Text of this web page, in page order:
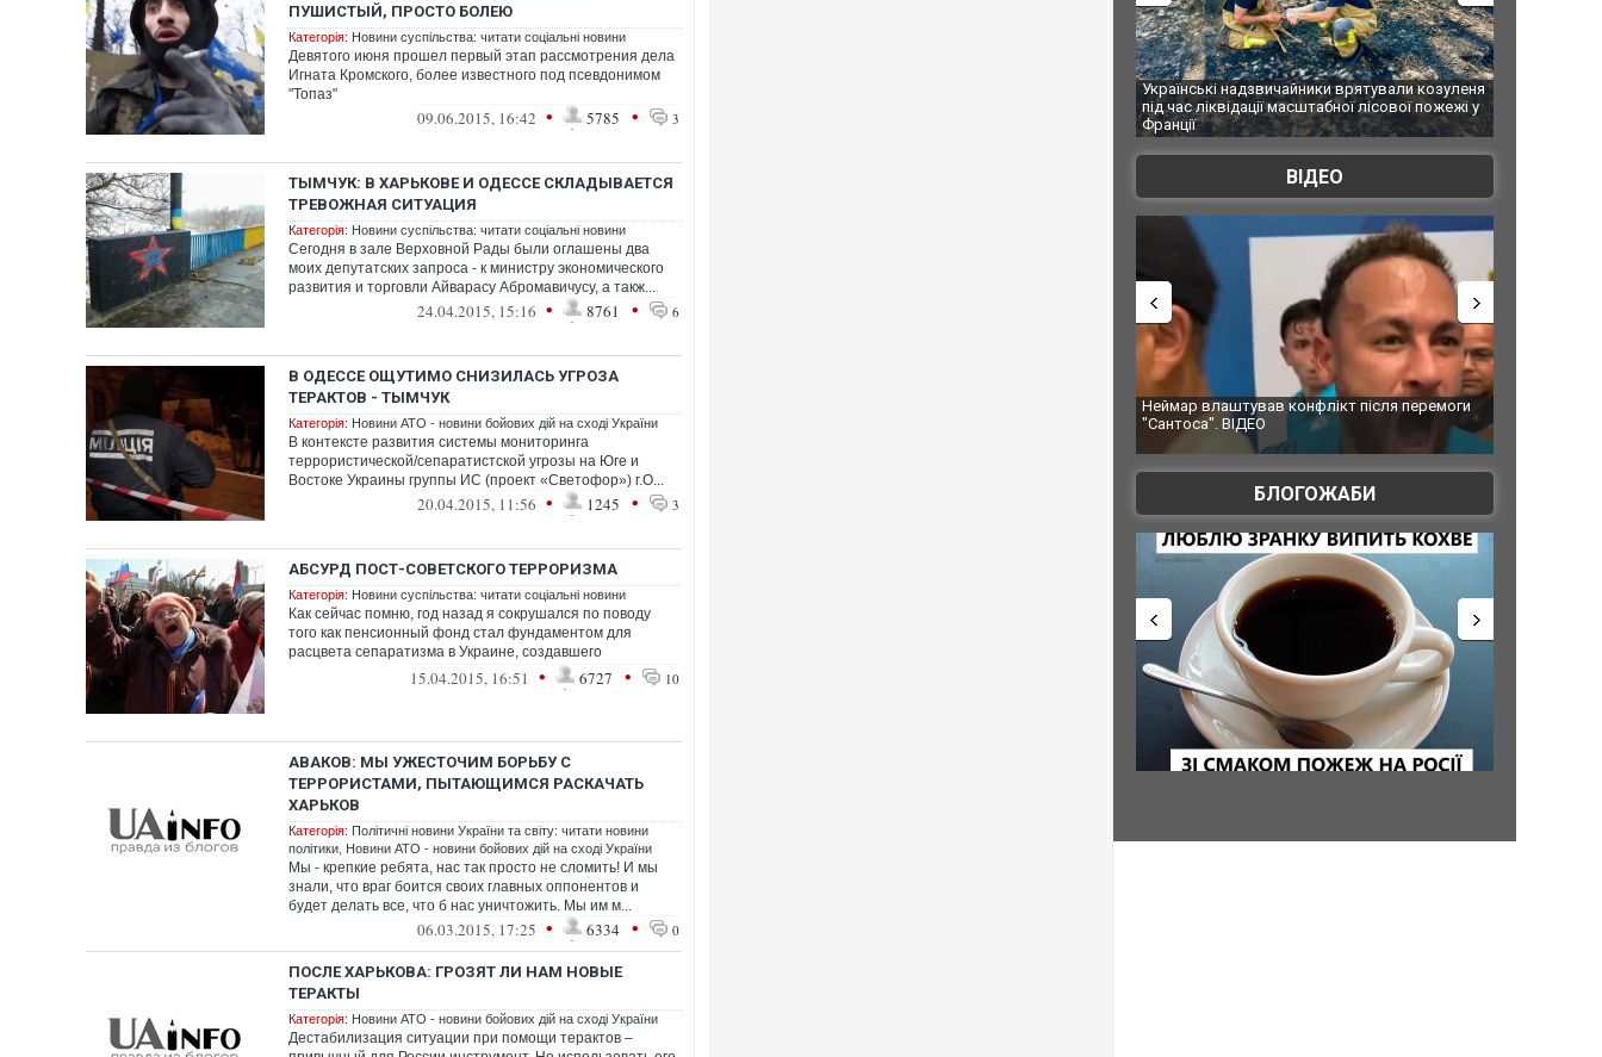
ПУШИСТЫЙ, ПРОСТО БОЛЕЮ
Категорія: Новини суспільства: читати соціальні новини
Девятого июня прошел первый этап рассмотрения дела
Игната Кромского, более известного под псевдонимом
"Топаз"
09.06.2015, 16:42 • 5785 • 3
ТЫМЧУК: В ХАРЬКОВЕ И ОДЕССЕ СКЛАДЫВАЕТСЯ
ТРЕВОЖНАЯ СИТУАЦИЯ
Категорія: Новини суспільства: читати соціальні новини
Сегодня в зале Верховной Рады были оглашены два
моих депутатских запроса - к министру экономического
развития и торговли Айварасу Абромавичусу, а такж...
24.04.2015, 15:16 • 8761 • 6
В ОДЕССЕ ОЩУТИМО СНИЗИЛАСЬ УГРОЗА
ТЕРАКТОВ - ТЫМЧУК
Категорія: Новини АТО - новини бойових дій на сході України
В контексте развития системы мониторинга
террористической/сепаратистской угрозы на Юге и
Востоке Украины группы ИС (проект «Светофор») г.О...
20.04.2015, 11:56 • 1245 • 3
АБСУРД ПОСТ-СОВЕТСКОГО ТЕРРОРИЗМА
Категорія: Новини суспільства: читати соціальні новини
Как сейчас помню, год назад я сокрушался по поводу
того как пенсионный фонд стал фундаментом для
расцвета сепаратизма в Украине, создавшего
15.04.2015, 16:51 • 6727 • 10
АВАКОВ: МЫ УЖЕСТОЧИМ БОРЬБУ С
ТЕРРОРИСТАМИ, ПЫТАЮЩИМСЯ РАСКАЧАТЬ
ХАРЬКОВ
Категорія: Політичні новини України та світу: читати новини
політики Новини АТО - новини бойових дій на сході України
Мы - крепкие ребята, нас так просто не сломить! И мы
знали, что враг боится своих главных оппонентов и
будет делать все, что б нас уничтожить. Мы им м...
06.03.2015, 17:25 • 6334 • 0
ПОСЛЕ ХАРЬКОВА: ГРОЗЯТ ЛИ НАМ НОВЫЕ
ТЕРАКТЫ
Категорія: Новини АТО - новини бойових дій на сході України
Дестабилизация ситуации при помощи терактов –
Українські надзвичайники врятували козуленя
під час ліквідації масштабної лісової пожежі у
СБУ за сприяння Нацполіції та правоохоронців
Болгарії затримала міжнародного наркобарона.
ФОТО
ВІДЕО
Неймар влаштував конфлікт після перемоги
Мудрик провів перший матч за "Челсі" після
допінгової дискваліфікації. ВІДЕО
БЛОГОЖАБИ